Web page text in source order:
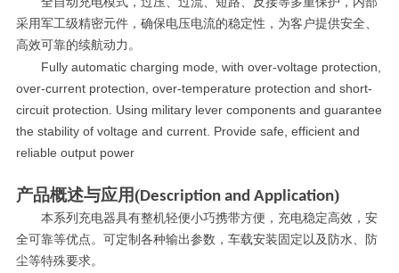
采用军工级精密元件，确保电压电流的稳定性，为客户提供安全、
高效可靠的续航动力。
Fully automatic charging mode, with over-voltage protection,
over-current protection, over-temperature protection and short-
circuit protection. Using military lever components and guarantee
the stability of voltage and current. Provide safe, efficient and
reliable output power
产品概述与应用(Description and Application)
本系列充电器具有整机轻便小巧携带方便，充电稳定高效，安
全可靠等优点。可定制各种输出参数，车载安装固定以及防水、防
尘等特殊要求。